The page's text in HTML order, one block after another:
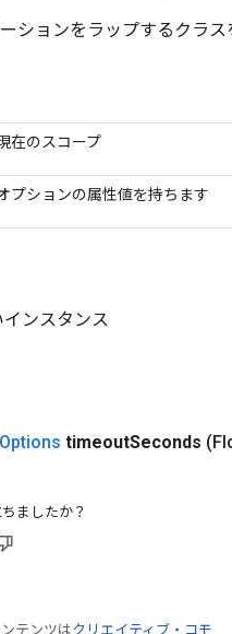
ションをラップするクラ
在のスコープ
プションの属性値を持ちます
ンスタンス
Options timeoutSeconds
ましたか？
テンツはクリエイティブ・コモ